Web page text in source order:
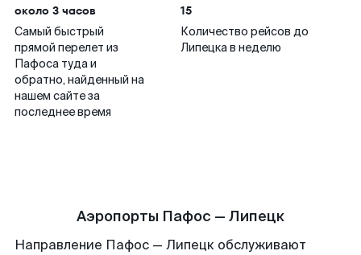
около 3 часов
Самый быстрый
прямой перелет из
Пафоса туда и
обратно, найденный на
нашем сайте за
последнее время
15
Количество рейсов до
Липецка в неделю
Аэропорты Пафос — Липецк
Направление Пафос — Липецк обслуживают